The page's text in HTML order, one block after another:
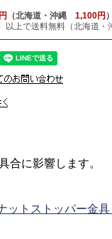
（北海道・沖縄 1,100円 ）
以上で送料無料（北海道・
合に影響します。
ットストッパー金